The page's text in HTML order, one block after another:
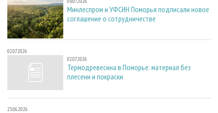
Минлеспром и УФСИН Поморья подписали новое
соглашение о сотрудничестве
02.07.2026
02.07.2026
Термодревесина в Поморье: материал без
плесени и покраски
23.06.2026